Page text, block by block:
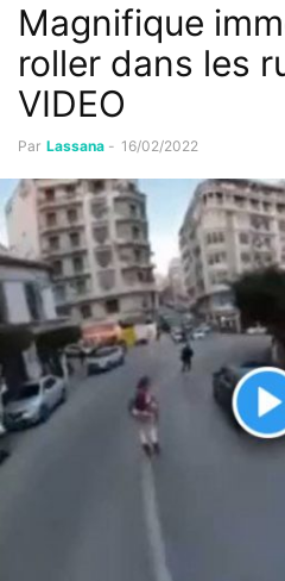
Magnifique
roller dans les
VIDEO
Par Lassana - 16/02/2022